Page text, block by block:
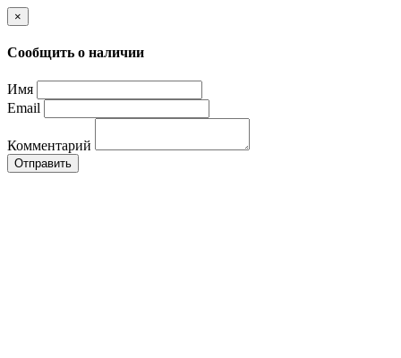
×
Сообщить о наличии
Имя
Email
Комментарий
Отправить